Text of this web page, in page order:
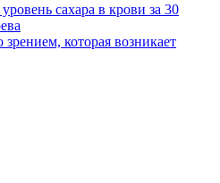
сахара в крови за 30
которая возникает